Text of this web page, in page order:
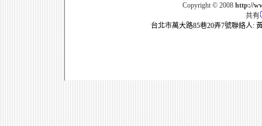
Copyright © 2008 http://
共有
台北市萬大路85巷20弄7號聯絡人: